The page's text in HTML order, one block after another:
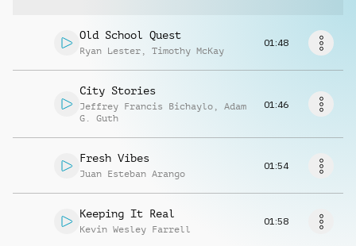
Musikanfrage
Old School Quest
Ryan Lester , Timothy McKay
01:48
City Stories
Jeffrey Francis Bichaylo , Adam
G. Guth
01:46
Fresh Vibes
Juan Esteban Arango
01:54
Keeping It Real
Kevin Wesley Farrell
01:58